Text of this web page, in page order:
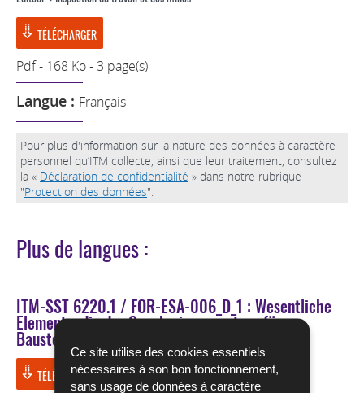
Ce site utilise des cookies essentiels
nécessaires à son bon fonctionnement,
sans usage de données à caractère
Langue : Français
Pdf - 168 Ko - 3 page(s)
TÉLÉCHARGER
Pour plus d'information sur la nature des données à caractère
personnel qu’ITM collecte, ainsi que leur traitement, consultez
la « Déclaration de confidentialité » dans notre rubrique
"Protection des données".
Plus de langues :
ITM-SST 6220.1 / FOR-ESA-006_D_1 : Wesentliche
Elemente, die der Genehmigungsantrag für
Baustellenkräne enthalten muss
TÉLÉCHARGER